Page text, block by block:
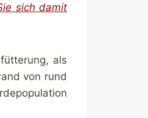
sich damit
als
von rund